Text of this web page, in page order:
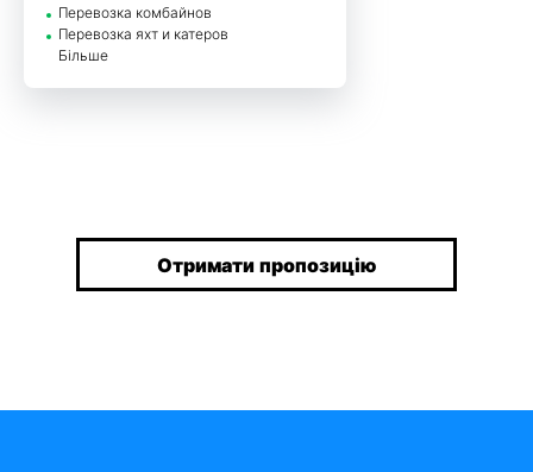
Перевозка комбайнов
Перевозка яхт и катеров
Більше
Отримати пропозицію